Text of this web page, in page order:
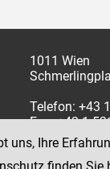
1011 Wien
Telefon: +43
Fax: +43 1
uns, Ihre